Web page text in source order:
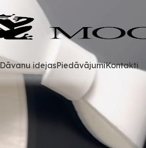
Dāvanu idejasPiedāvājumiKontakti